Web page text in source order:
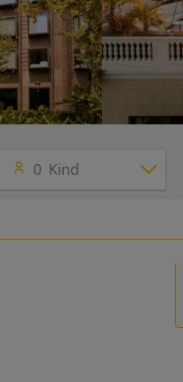
0 Kind